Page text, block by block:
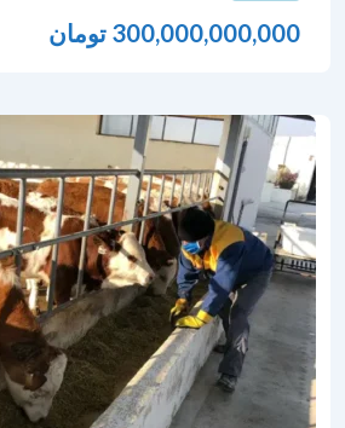
300,000,000,000 تومان